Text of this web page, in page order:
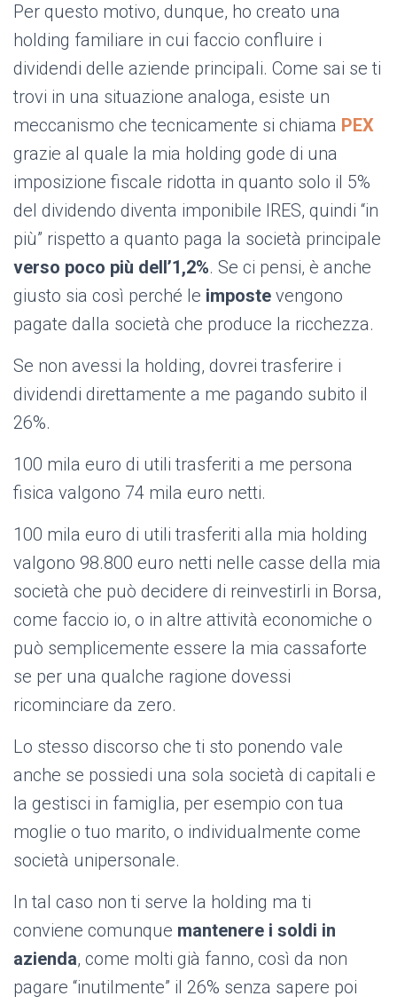
Per questo motivo, dunque, ho creato una
holding familiare in cui faccio confluire i
dividendi delle aziende principali. Come sai se ti
trovi in una situazione analoga, esiste un
meccanismo che tecnicamente si chiama PEX
grazie al quale la mia holding gode di una
imposizione fiscale ridotta in quanto solo il 5%
del dividendo diventa imponibile IRES, quindi “in
più” rispetto a quanto paga la società principale
verso poco più dell’1,2%. Se ci pensi, è anche
giusto sia così perché le imposte vengono
pagate dalla società che produce la ricchezza.
Se non avessi la holding, dovrei trasferire i
dividendi direttamente a me pagando subito il
26%.
100 mila euro di utili trasferiti a me persona
fisica valgono 74 mila euro netti.
100 mila euro di utili trasferiti alla mia holding
valgono 98.800 euro netti nelle casse della mia
società che può decidere di reinvestirli in Borsa,
come faccio io, o in altre attività economiche o
può semplicemente essere la mia cassaforte
se per una qualche ragione dovessi
ricominciare da zero.
Lo stesso discorso che ti sto ponendo vale
anche se possiedi una sola società di capitali e
la gestisci in famiglia, per esempio con tua
moglie o tuo marito, o individualmente come
società unipersonale.
In tal caso non ti serve la holding ma ti
conviene comunque mantenere i soldi in
azienda, come molti già fanno, così da non
pagare “inutilmente” il 26% senza sapere poi